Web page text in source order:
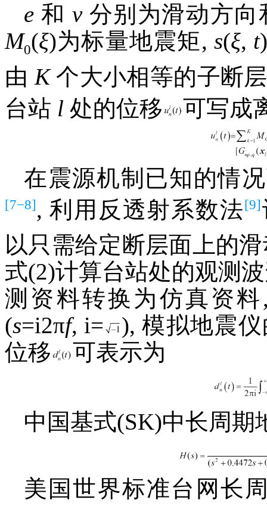
e 和 v分别为滑动方向
M0(ξ)为标量地震矩, s(ξ, t
由 K个大小相等的子断
台站 l 处的位移 可写成
在震源机制已知的情
[7−8], 利用反透射系数法[9]
以只需给定断层面上的
式(2)计算台站处的观测
测资料转换为仿真资
(s=i2πf, i=
), 模拟地震
位移
可表示为
中国基式(SK)中长周期
美国世界标准台网长